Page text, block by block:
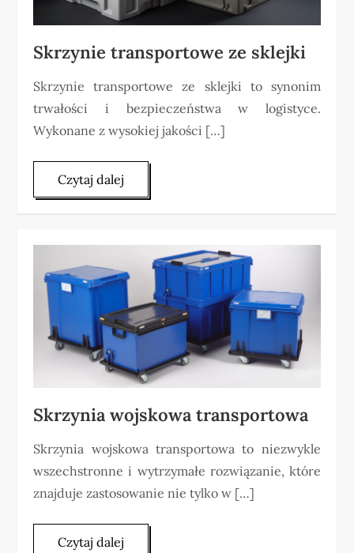
Skrzynie transportowe ze sklejki
Skrzynie transportowe ze sklejki to synonim
trwałości i bezpieczeństwa w logistyce.
Wykonane z wysokiej jakości […]
Czytaj dalej
Skrzynia wojskowa transportowa
Skrzynia wojskowa transportowa to niezwykle
wszechstronne i wytrzymałe rozwiązanie, które
znajduje zastosowanie nie tylko w […]
Czytaj dalej